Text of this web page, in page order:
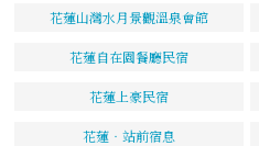
花蓮山灣水月景觀溫泉會館
花蓮自在園餐廳民宿
花蓮上豪民宿
花蓮‧站前宿息